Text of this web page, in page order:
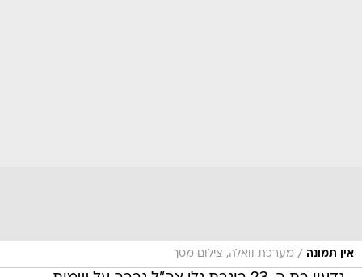
אין תמונה / מערכת וואלה, צילום מסך